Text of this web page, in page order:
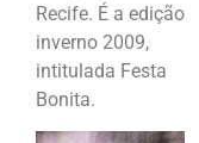
Recife. É a edição
inverno 2009,
intitulada Festa
Bonita.